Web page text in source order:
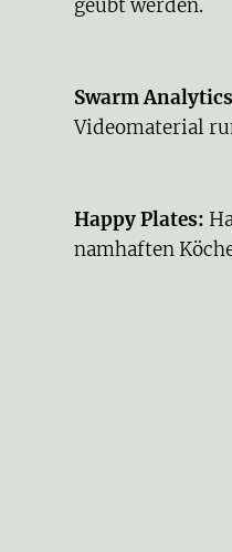
geübt werden.
Swarm
Videomaterial
Happy Plates:
namhaften